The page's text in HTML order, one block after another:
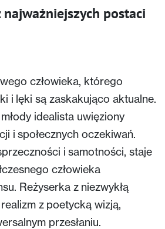
postaci
człowieka, którego
i lęki są zaskakująco aktualne.
idealista uwięziony
i społecznych oczekiwań.
i samotności, staje
człowieka
Reżyserka z niezwykłą
z poetycką wizją,
przesłaniu.